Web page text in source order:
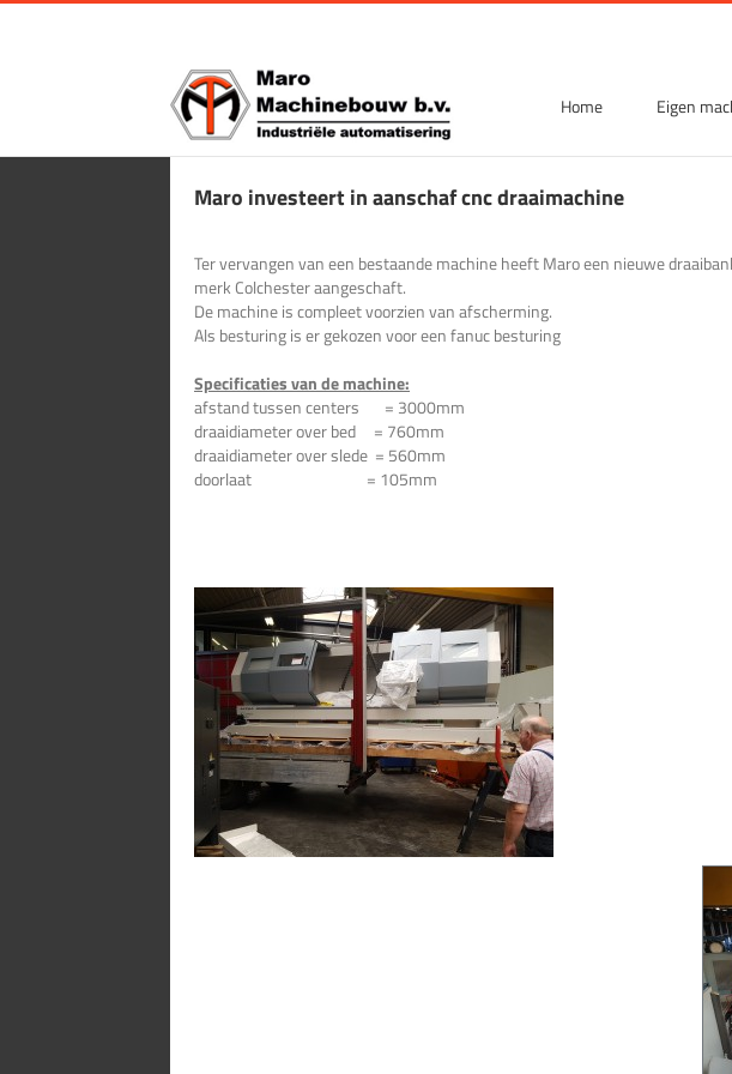
Ga
Home Eigen
Maro investeert in aanschaf cnc draaimachine
Ter vervangen van een bestaande machine heeft Maro een nieuwe
merk Colchester aangeschaft.
De machine is compleet voorzien van afscherming.
Als besturing is er gekozen voor een fanuc besturing
Specificaties van de machine:
afstand tussen centers = 3000mm
draaidiameter over bed = 760mm
draaidiameter over slede = 560mm
doorlaat = 105mm